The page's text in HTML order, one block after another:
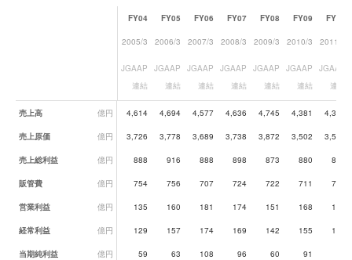
業績データ一覧
FY04 FY05 FY06 FY07 FY08 FY09 FY10
2005/3 2006/3 2007/3 2008/3 2009/3 2010/3 2011/3
JGAAP
連結
JGAAP
連結
JGAAP
連結
JGAAP
連結
JGAAP
連結
JGAAP
連結
JGAAP
連結
売上高 億円 4,614 4,694 4,577 4,636 4,745 4,381 4,378
売上原価 億円 3,726 3,778 3,689 3,738 3,872 3,502 3,504
売上総利益 億円 888 916 888 898 873 880 874
販管費 億円 754 756 707 724 722 711 707
営業利益 億円 135 160 181 174 151 168 167
経常利益 億円 129 157 174 169 142 155 161
当期純利益 億円 59 63 108 96 60 91